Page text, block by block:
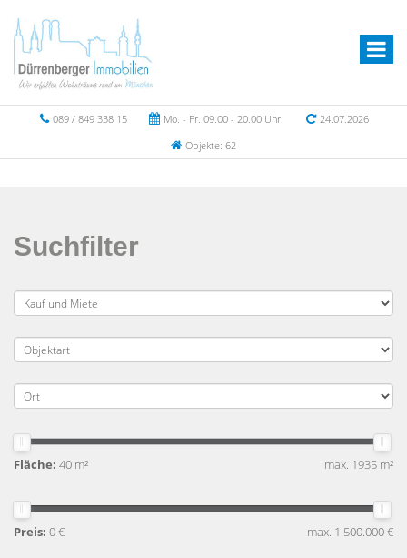
089 / 849 338 15 Mo. - Fr. 09.00 - 20.00 Uhr
24.07.2026
Objekte: 62
Suchfilter
Fläche: 40 m² max. 1935 m²
Preis: 0 € max. 1.500.000 €